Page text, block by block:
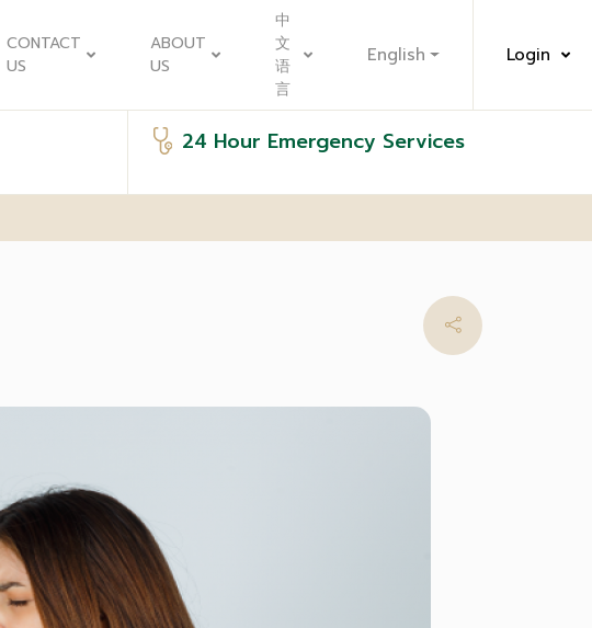
CONTACT
US
ABOUT
US
中
文
语
言
English Login
24 Hour Emergency Services